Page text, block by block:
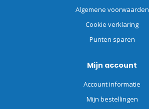
Algemene voorwaarden
Cookie verklaring
Punten sparen
Mijn account
Account informatie
Mijn bestellingen